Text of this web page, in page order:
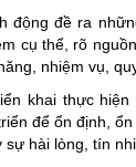
động đề ra
cụ thể, rõ
nhiệm vụ,
khai thực
để ổn định,
sự hài lòng, tín